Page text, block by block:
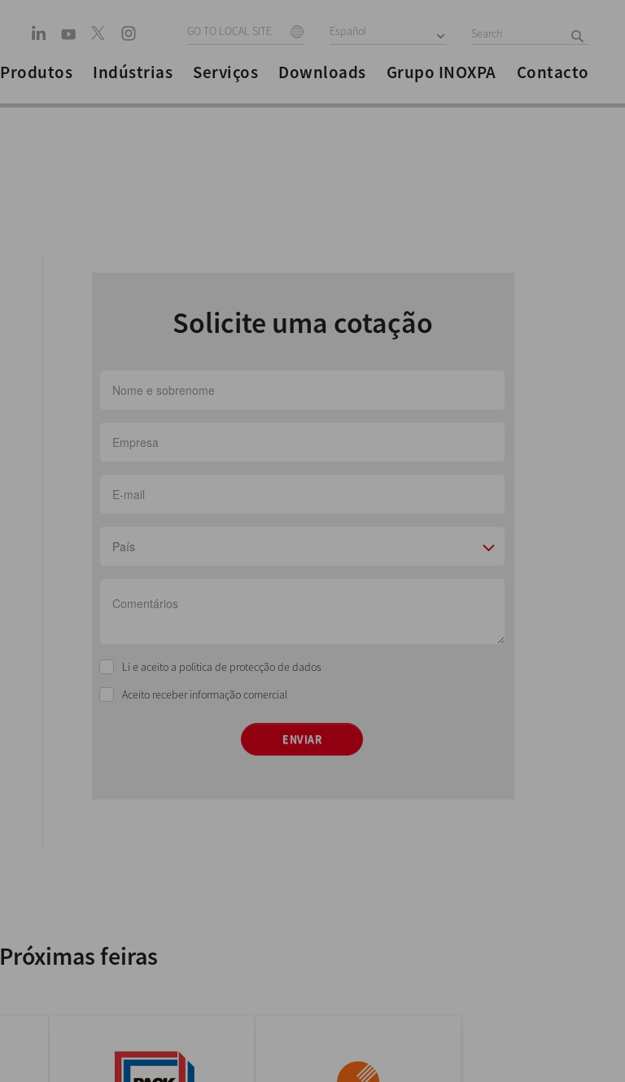
GO TO LOCAL SITE Español
Produtos Indústrias Serviços Downloads Grupo INOXPA Contacto
Solicite uma cotação
País
Li e aceito a politica de protecção de dados
Aceito receber informação comercial
ENVIAR
Próximas feiras